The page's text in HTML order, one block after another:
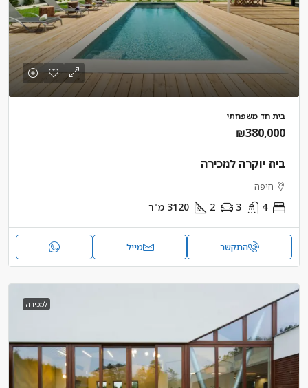
בית חד משפחתי
₪380,000
בית יוקרה למכירה
חיפה
4
3
2
3120 מ"ר
התקשר מייל
למכירה